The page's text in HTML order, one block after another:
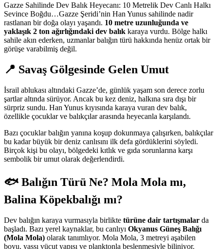
Gazze Sahilinde Dev Balık Heyecanı: 10 Metrelik Dev Canlı Halkı
Sevince Boğdu…Gazze Şeridi’nin Han Yunus sahilinde nadir
rastlanan bir doğa olayı yaşandı. 10 metre uzunluğunda ve
yaklaşık 2 ton ağırlığındaki dev balık karaya vurdu. Bölge halkı
sahile akın ederken, uzmanlar balığın türü hakkında henüz ortak bir
görüşe varabilmiş değil.
📍 Savaş Gölgesinde Gelen Umut
İsrail ablukası altındaki Gazze’de, günlük yaşam son derece zorlu
şartlar altında sürüyor. Ancak bu kez deniz, halkına sıra dışı bir
sürpriz sundu. Han Yunus kıyısında karaya vuran dev balık,
özellikle çocuklar ve balıkçılar arasında heyecanla karşılandı.
Bazı çocuklar balığın yanına koşup dokunmaya çalışırken, balıkçılar
bu kadar büyük bir deniz canlısını ilk defa gördüklerini söyledi.
Birçok kişi bu olayı, bölgedeki kıtlık ve gıda sorunlarına karşı
sembolik bir umut olarak değerlendirdi.
🐟 Balığın Türü Ne? Mola Mola mı,
Balina Köpekbalığı mı?
Dev balığın karaya vurmasıyla birlikte türüne dair tartışmalar da
başladı. Bazı yerel kaynaklar, bu canlıyı Okyanus Güneş Balığı
(Mola Mola) olarak tanımlıyor. Mola Mola, 3 metreyi aşabilen
boyu, yassı vücut yapısı ve planktonla beslenmesiyle biliniyor.